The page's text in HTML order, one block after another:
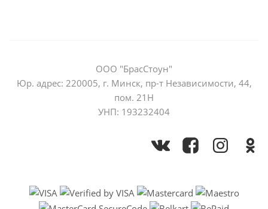
ООО "БрасСтоун"
Юр. адрес: 220005, г. Минск, пр-т Независимости, 44,
пом. 21Н
УНП: 193232404